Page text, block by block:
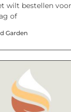
wilt bestellen
of
Garden